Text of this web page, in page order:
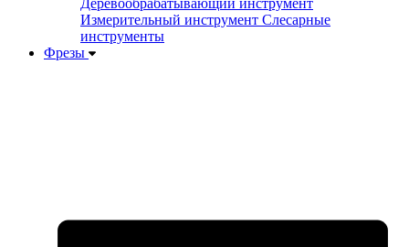
Деревообрабатывающий инструмент
Измерительный инструмент Слесарные
инструменты
Фрезы